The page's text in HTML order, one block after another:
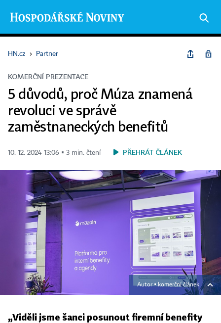
HN.cz › Partner
KOMERČNÍ PREZENTACE
5 důvodů, proč Múza znamená
revoluci ve správě
zaměstnaneckých benefitů
10. 12. 2024 13:06 ▪ 3 min. čtení PŘEHRÁT ČLÁNEK
Autor ▪ komerční článek
„Viděli jsme šanci posunout firemní benefity